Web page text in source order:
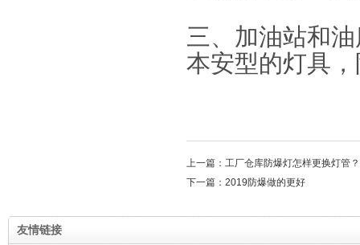
三、加油站和
本安型的灯具
上一篇：工厂仓库防爆灯怎样更换灯管？
下一篇：2019防爆做的更好
友情链接